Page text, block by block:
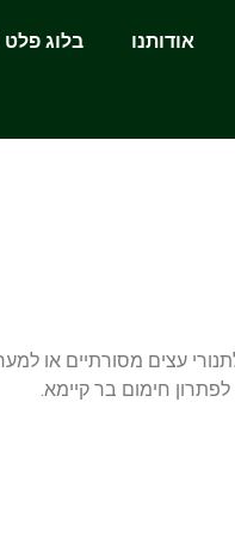
אודותנו בלוג פלט
עצים מסורתיים או
חימום בר קיימא.